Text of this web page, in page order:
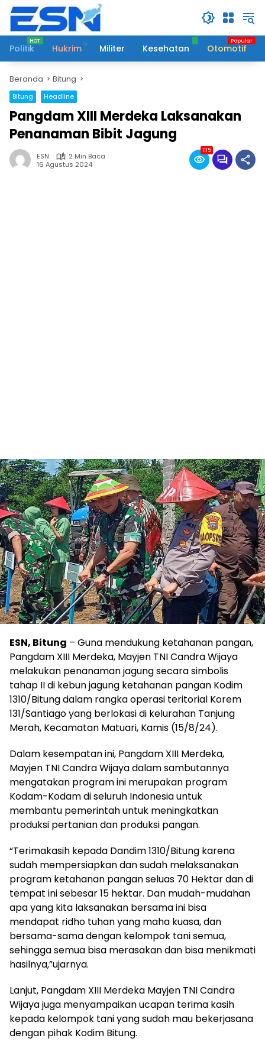
Langsung
konten
Politik
Hukrim Militer Kesehatan Otomotif
Beranda Bitung
Bitung Headline
Pangdam XIII Merdeka Laksanakan
Penanaman Bibit Jagung
ESN
2 Min Baca
16 Agustus 2024
1115
ESN, Bitung – Guna mendukung ketahanan pangan,
Pangdam XIII Merdeka, Mayjen TNI Candra Wijaya
melakukan penanaman jagung secara simbolis
tahap II di kebun jagung ketahanan pangan Kodim
1310/Bitung dalam rangka operasi teritorial Korem
131/Santiago yang berlokasi di kelurahan Tanjung
Merah, Kecamatan Matuari, Kamis (15/8/24).
Dalam kesempatan ini, Pangdam XIII Merdeka,
Mayjen TNI Candra Wijaya dalam sambutannya
mengatakan program ini merupakan program
Kodam-Kodam di seluruh Indonesia untuk
membantu pemerintah untuk meningkatkan
produksi pertanian dan produksi pangan.
“Terimakasih kepada Dandim 1310/Bitung karena
sudah mempersiapkan dan sudah melaksanakan
program ketahanan pangan seluas 70 Hektar dan di
tempat ini sebesar 15 hektar. Dan mudah-mudahan
apa yang kita laksanakan bersama ini bisa
mendapat ridho tuhan yang maha kuasa, dan
bersama-sama dengan kelompok tani semua,
sehingga semua bisa merasakan dan bisa menikmati
hasilnya,”ujarnya.
Lanjut, Pangdam XIII Merdeka Mayjen TNI Candra
Wijaya juga menyampaikan ucapan terima kasih
kepada kelompok tani yang sudah mau bekerjasana
dengan pihak Kodim Bitung.